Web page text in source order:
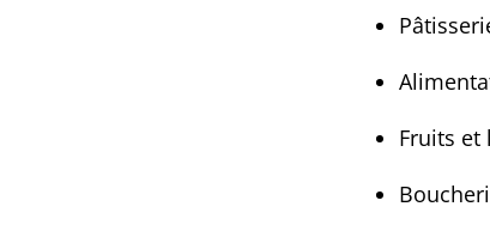
Fruits et